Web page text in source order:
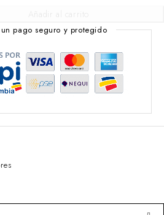
Añadir al carrito
pago seguro y protegido